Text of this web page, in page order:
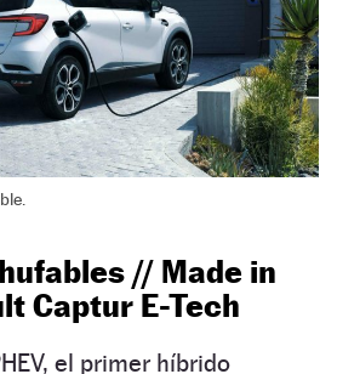
// Made in
Captur E-Tech
el primer híbrido